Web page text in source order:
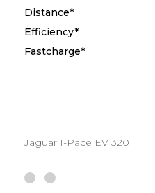
Distance*
Efficiency*
Fastcharge*
Jaguar I-Pace EV 320